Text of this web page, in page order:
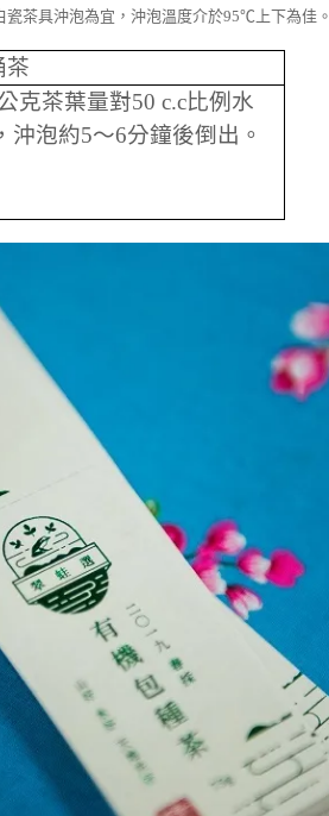
茶具沖泡為宜，沖泡溫度介於95℃上下為佳。
茶
克茶葉量對50 c.c比例水
沖泡約5～6分鐘後倒出。